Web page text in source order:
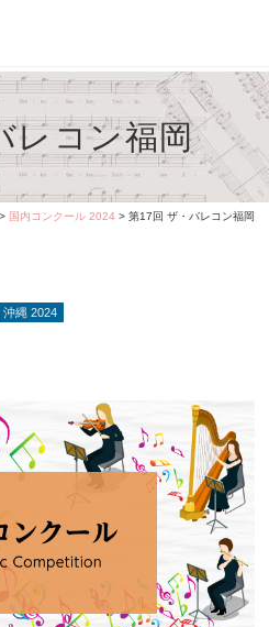
レコン福岡
> 国内コンクール 2024 > 第17回 ザ・バレコン福岡
沖縄 2024